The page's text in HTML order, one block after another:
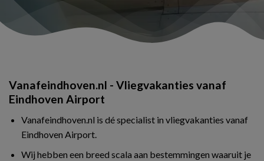
Vanafeindhoven.nl - Vliegvakanties vanaf
Eindhoven Airport
Vanafeindhoven.nl is dé specialist in vliegvakanties vanaf
Eindhoven Airport.
Wij hebben een breed scala aan bestemmingen waaruit je